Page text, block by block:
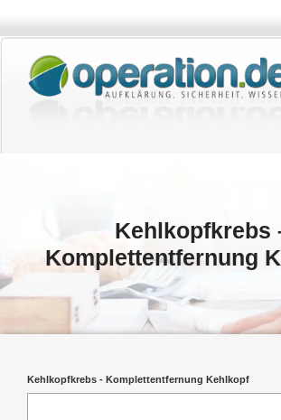
springen
Kehlkopfkrebs
Komplettentfernung
Kehlkopfkrebs - Komplettentfernung Kehlkopf